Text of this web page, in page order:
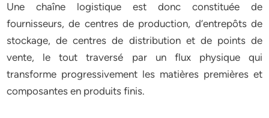
Une chaîne logistique est donc constituée de
fournisseurs, de centres de production, d’entrepôts de
stockage, de centres de distribution et de points de
vente, le tout traversé par un flux physique qui
transforme progressivement les matières premières et
composantes en produits finis.